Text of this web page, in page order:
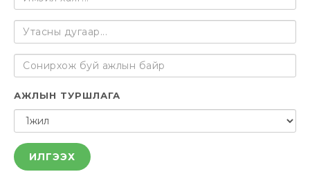
АЖЛЫН ТУРШЛАГА
ИЛГЭЭХ